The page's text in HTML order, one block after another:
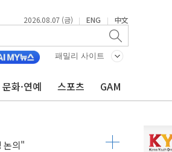
2026.08.07 (금) | ENG | 中文
패밀리 사이트
문화·연예 스포츠 GAM
빌리티 구체화
논의"